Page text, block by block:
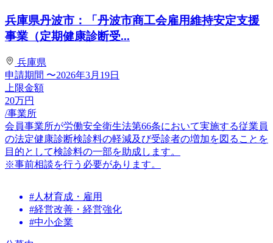
兵庫県丹波市：「丹波市商工会雇用維持安定支援
事業（定期健康診断受...
兵庫県
申請期間 〜2026年3月19日
上限金額
20万円
/事業所
会員事業所が労働安全衛生法第66条において実施する従業員
の法定健康診断検診料の軽減及び受診者の増加を図ることを
目的として検診料の一部を助成します。
※事前相談を行う必要があります。
#人材育成・雇用
#経営改善・経営強化
#中小企業